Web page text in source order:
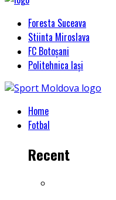
Foresta Suceava
Stiinta Miroslava
FC Botoșani
Politehnica Iași
Home
Fotbal
Recent